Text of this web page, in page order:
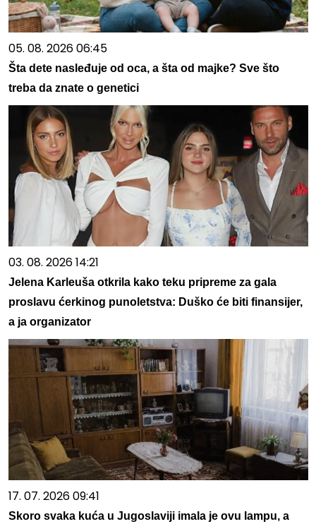
05. 08. 2026 06:45
Šta dete nasleđuje od oca, a šta od majke? Sve što
treba da znate o genetici
03. 08. 2026 14:21
Jelena Karleuša otkrila kako teku pripreme za gala
proslavu ćerkinog punoletstva: Duško će biti finansijer,
a ja organizator
17. 07. 2026 09:41
Skoro svaka kuća u Jugoslaviji imala je ovu lampu, a